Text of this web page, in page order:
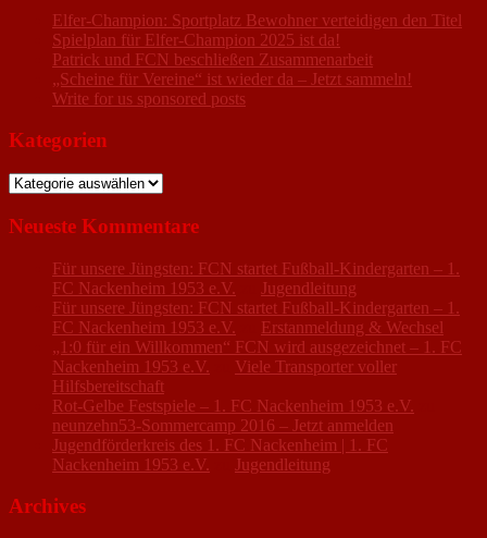
Elfer-Champion: Sportplatz Bewohner verteidigen den Titel
Spielplan für Elfer-Champion 2025 ist da!
Patrick und FCN beschließen Zusammenarbeit
„Scheine für Vereine“ ist wieder da – Jetzt sammeln!
Write for us sponsored posts
Kategorien
Kategorien
Neueste Kommentare
Für unsere Jüngsten: FCN startet Fußball-Kindergarten – 1.
FC Nackenheim 1953 e.V.
Jugendleitung
Für unsere Jüngsten: FCN startet Fußball-Kindergarten – 1.
FC Nackenheim 1953 e.V.
Erstanmeldung & Wechsel
„1:0 für ein Willkommen“ FCN wird ausgezeichnet – 1. FC
Nackenheim 1953 e.V.
Viele Transporter voller
Hilfsbereitschaft
Rot-Gelbe Festspiele – 1. FC Nackenheim 1953 e.V.
neunzehn53-Sommercamp 2016 – Jetzt anmelden
Jugendförderkreis des 1. FC Nackenheim | 1. FC
Nackenheim 1953 e.V.
Jugendleitung
Archives